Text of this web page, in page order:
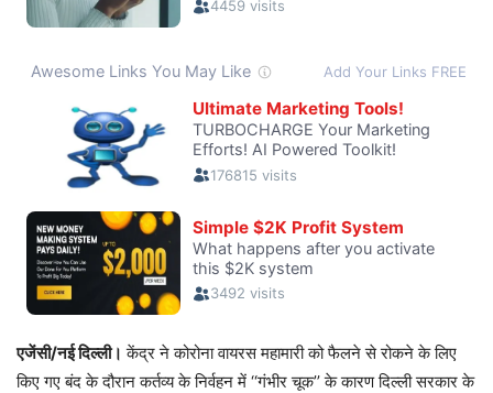
एजेंसी/नई दिल्ली। केंद्र ने कोरोना वायरस महामारी को फैलने से रोकने के लिए
किए गए बंद के दौरान कर्तव्य के निर्वहन में ‘‘गंभीर चूक’’ के कारण दिल्ली सरकार के